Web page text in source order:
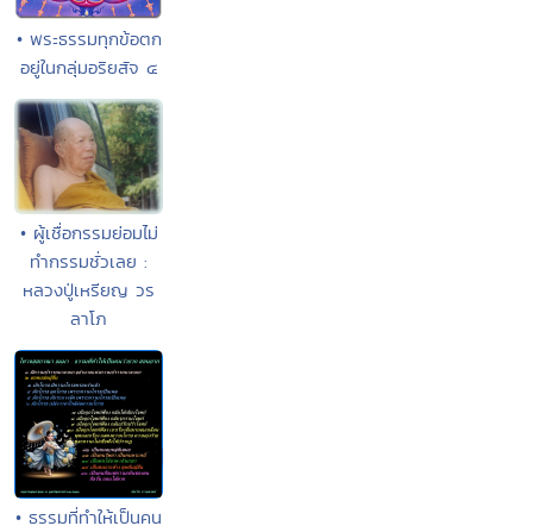
• พระธรรมทุกข้อตก
อยู่ในกลุ่มอริยสัจ ๔
• ผู้เชื่อกรรมย่อมไม่
ทำกรรมชั่วเลย :
หลวงปู่เหรียญ วร
ลาโภ
• ธรรมที่ทำให้เป็นคน